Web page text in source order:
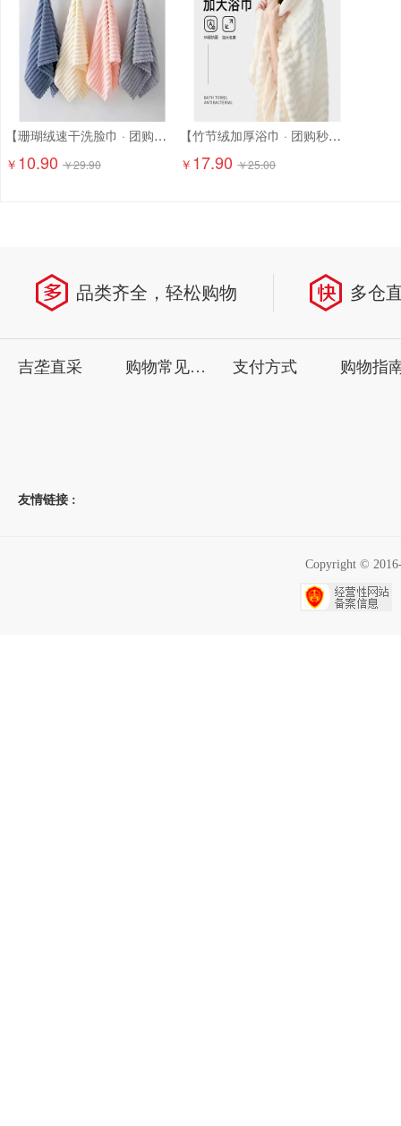
【珊瑚绒速干洗脸巾 · 团购特惠】10.9元抢6条！ 超柔软珊瑚绒，吸水强、速干不闷味，洗脸/卸妆/擦手都超舒服
￥ 10.90 ￥29.90
【竹节绒加厚浴巾 · 团购秒杀】17.9元抢2条！ 成人加大加厚，吸水快、超柔软！
￥ 17.90 ￥25.00
品类齐全，轻松购物 多仓
吉垄直采 购物常见问题 支付方式 购物指
友情链接 :
Copyright ©